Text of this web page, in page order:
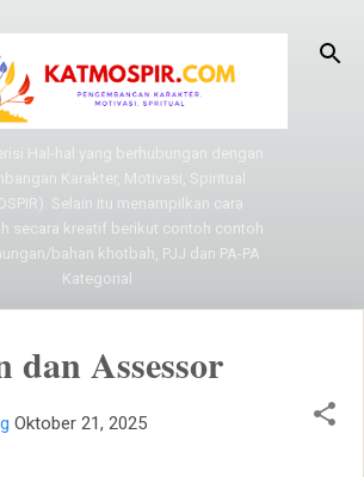
ke konten utama
Hal-hal yang berhubungan dengan
Karakter, Motivasi, Spiritual
Selain itu menampilkan cara
secara kreatif berikut contoh contoh
bahan khotbah, PJJ dan PA-PA
Kategorial
dan Assessor
Oktober 21, 2025